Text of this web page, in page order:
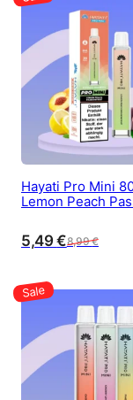
Hayati Pro Mini
Lemon Peach
8,99€
5,49€